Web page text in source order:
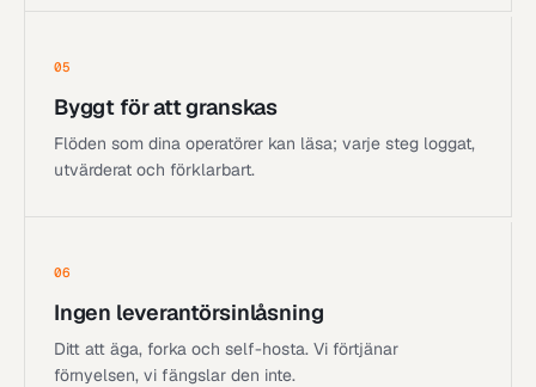
05
Byggt för att granskas
Flöden som dina operatörer kan läsa; varje steg loggat,
utvärderat och förklarbart.
06
Ingen leverantörsinlåsning
Ditt att äga, forka och self-hosta. Vi förtjänar
förnyelsen, vi fängslar den inte.